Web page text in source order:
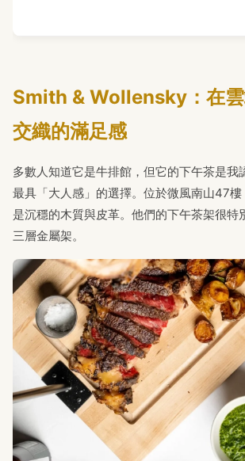
Smith & Wollensky：在
交織的滿足感
多數人知道它是牛排館，但它的下午茶是我
最具「大人感」的選擇。位於微風南山47
是沉穩的木質與皮革。他們的下午茶架很特
三層金屬架。